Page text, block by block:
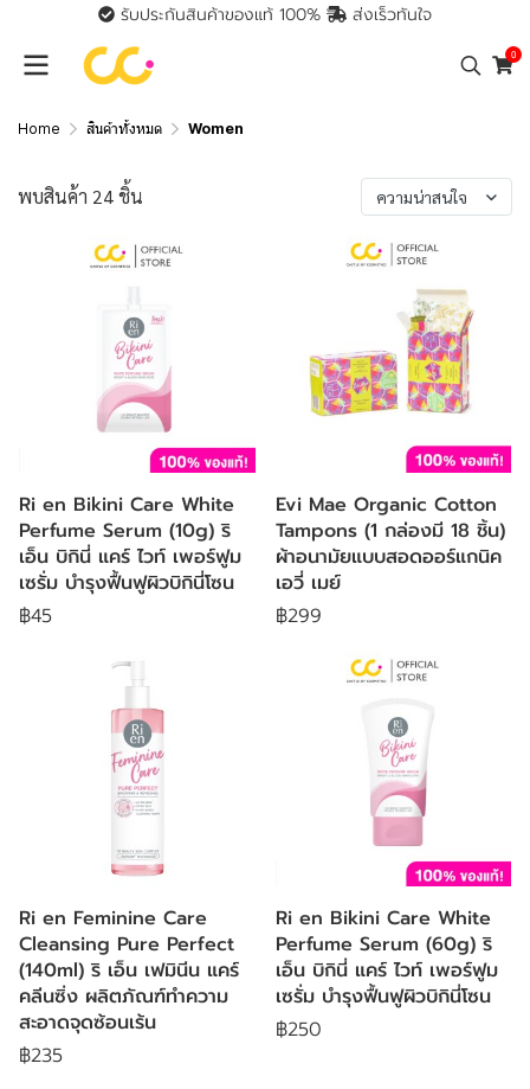
รับประกันสินค้าของแท้ 100% ส่งเร็วทันใจ
0
Home สินค้าทั้งหมด Women
พบสินค้า 24 ชิ้น ความน่าสนใจ
Ri en Bikini Care White
Perfume Serum (10g) ริ
เอ็น บิกินี่ แคร์ ไวท์ เพอร์ฟูม
เซรั่ม บำรุงฟื้นฟูผิวบิกินี่โซน
฿45
Evi Mae Organic Cotton
Tampons (1 กล่องมี 18 ชิ้น)
ผ้าอนามัยแบบสอดออร์แกนิค
เอวี่ เมย์
฿299
Ri en Feminine Care
Cleansing Pure Perfect
(140ml) ริ เอ็น เฟมินีน แคร์
คลีนซิ่ง ผลิตภัณฑ์ทำความ
สะอาดจุดซ้อนเร้น
฿235
Ri en Bikini Care White
Perfume Serum (60g) ริ
เอ็น บิกินี่ แคร์ ไวท์ เพอร์ฟูม
เซรั่ม บำรุงฟื้นฟูผิวบิกินี่โซน
฿250